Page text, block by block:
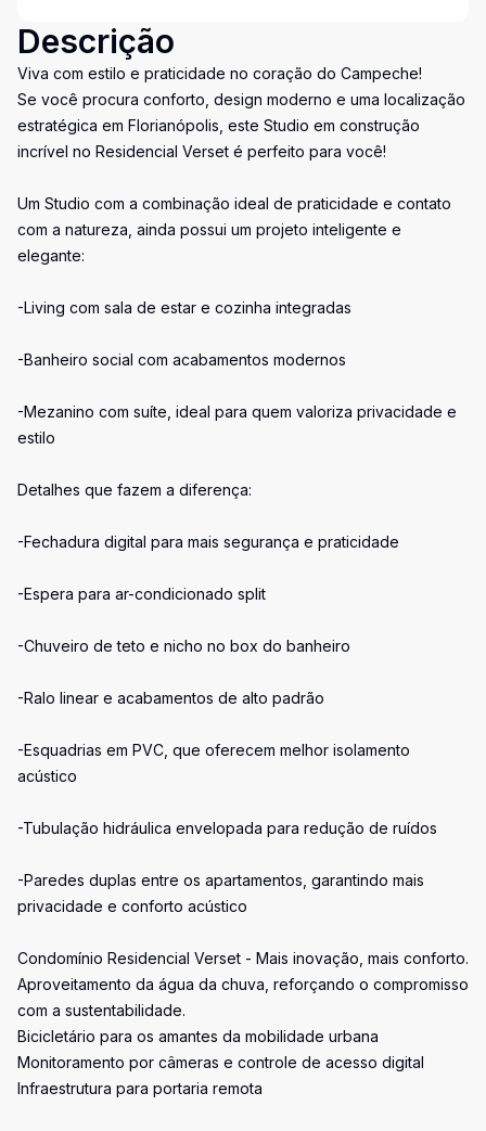
Descrição
Viva com estilo e praticidade no coração do Campeche!
Se você procura conforto, design moderno e uma localização
estratégica em Florianópolis, este Studio em construção
incrível no Residencial Verset é perfeito para você!
Um Studio com a combinação ideal de praticidade e contato
com a natureza, ainda possui um projeto inteligente e
elegante:
-Living com sala de estar e cozinha integradas
-Banheiro social com acabamentos modernos
-Mezanino com suíte, ideal para quem valoriza privacidade e
estilo
Detalhes que fazem a diferença:
-Fechadura digital para mais segurança e praticidade
-Espera para ar-condicionado split
-Chuveiro de teto e nicho no box do banheiro
-Ralo linear e acabamentos de alto padrão
-Esquadrias em PVC, que oferecem melhor isolamento
acústico
-Tubulação hidráulica envelopada para redução de ruídos
-Paredes duplas entre os apartamentos, garantindo mais
privacidade e conforto acústico
Condomínio Residencial Verset - Mais inovação, mais conforto.
Aproveitamento da água da chuva, reforçando o compromisso
com a sustentabilidade.
Bicicletário para os amantes da mobilidade urbana
Monitoramento por câmeras e controle de acesso digital
Infraestrutura para portaria remota